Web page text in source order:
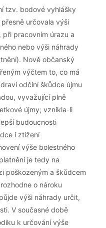
tzv. bodové vyhlášky
určovala výši
pracovním úrazu a
nebo výši náhrady
Nově občanský
výčtem to, co má
odčiní škůdce újmu
vyvažující plně
újmy; vznikla-li
budoucnosti
i ztížení
výše bolestného
je tedy na
poškozeným a škůdcem
o nároku
výši náhrady určit,
V současné době
k určování výše